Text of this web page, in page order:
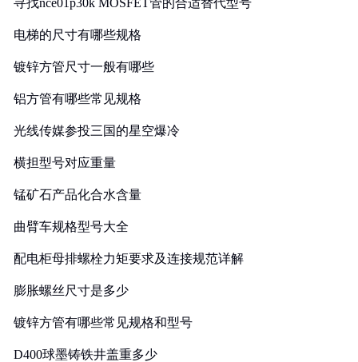
寻找nce01p30k MOSFET管的合适替代型号
电梯的尺寸有哪些规格
镀锌方管尺寸一般有哪些
铝方管有哪些常见规格
光线传媒参投三国的星空爆冷
横担型号对应重量
锰矿石产品化合水含量
曲臂车规格型号大全
配电柜母排螺栓力矩要求及连接规范详解
膨胀螺丝尺寸是多少
镀锌方管有哪些常见规格和型号
D400球墨铸铁井盖重多少